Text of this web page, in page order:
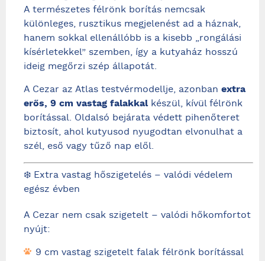
A természetes félrönk borítás nemcsak
különleges, rusztikus megjelenést ad a háznak,
hanem sokkal ellenállóbb is a kisebb „rongálási
kísérletekkel” szemben, így a kutyaház hosszú
ideig megőrzi szép állapotát.
A Cezar az Atlas testvérmodellje, azonban extra
erős, 9 cm vastag falakkalkészül, kívül félrönk
borítással. Oldalsó bejárata védett pihenőteret
biztosít, ahol kutyusod nyugodtan elvonulhat a
szél, eső vagy tűző nap elől.
❄️ Extra vastag hőszigetelés – valódi védelem
egész évben
A Cezar nem csak szigetelt – valódi hőkomfortot
nyújt:
9 cm vastag szigetelt falak félrönk borítással